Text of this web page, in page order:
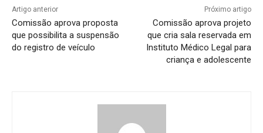
Artigo anterior
Comissão aprova proposta
que possibilita a suspensão
do registro de veículo
Próximo artigo
Comissão aprova projeto
que cria sala reservada em
Instituto Médico Legal para
criança e adolescente